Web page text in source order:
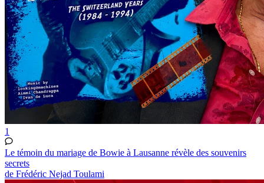
1
Le témoin du mariage de Bowie à Lausanne révèle des souvenirs
secrets
de Frédéric Nejad Toulami